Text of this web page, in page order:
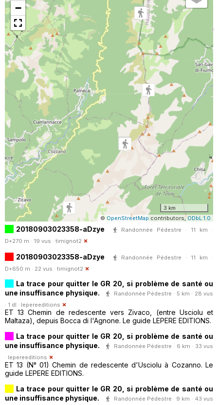
Horodatage Photos
−
3 km
© OpenStreetMap contributors, ODbL 1.0
20180903023358-aDzye
Randonnée Pédestre · 11 km ·
D+270 m · 19 vus · timignot2
20180903023358-aDzye
Randonnée Pédestre · 11 km ·
D+650 m · 22 vus · timignot2
La trace pour quitter le GR 20, si problème de santé ou
une insuffisance physique.
Randonnée Pédestre · 5 km · 28 vus
· 1 dl · lepereeditions
ET 13 Chemin de redescente vers Zivaco, (entre Usciolu et
Maltaza), depuis Bocca di l'Agnone. Le guide LEPERE EDITIONS.
La trace pour quitter le GR 20, si problème de santé ou
une insuffisance physique.
Randonnée Pédestre · 6 km · 33 vus
· lepereeditions
ET 13 (N° 01) Chemin de redescente d'Usciolu à Cozanno. Le
guide LEPERE EDITIONS.
La trace pour quitter le GR 20, si problème de santé ou
une insuffisance physique.
Randonnée Pédestre · 9 km · 43 vus